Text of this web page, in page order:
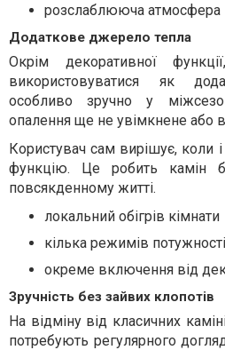
розслаблююча атмосфера
Додаткове джерело тепла
Окрім декоративної
використовуватися як
особливо зручно у
опалення ще не увімкнене або
Користувач сам вирішує, коли
функцію. Це робить камін
повсякденному житті.
локальний обігрів кімнати
кілька режимів потужності
окреме включення від
Зручність без зайвих клопотів
На відміну від класичних
потребують регулярного